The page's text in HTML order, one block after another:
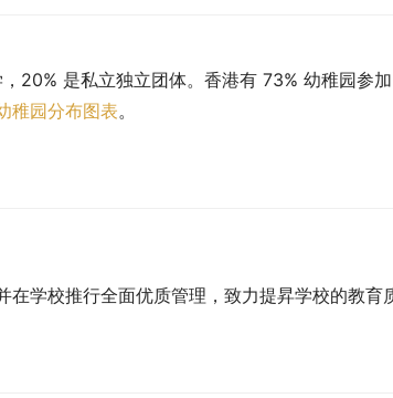
20% 是私立独立团体。香港有 73% 幼稚园参
稚园分布图表。
学校推行全面优质管理，致力提昇学校的教育